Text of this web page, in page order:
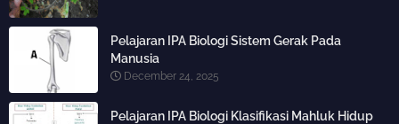
Pelajaran IPA Biologi Sistem Gerak Pada
Manusia
December 24, 2025
Pelajaran IPA Biologi Klasifikasi Mahluk Hidup